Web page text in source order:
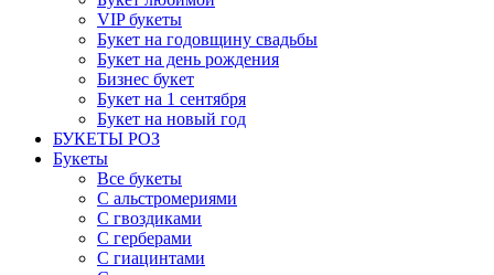
VIP букеты
Букет на годовщину свадьбы
Букет на день рождения
Бизнес букет
Букет на 1 сентября
Букет на новый год
БУКЕТЫ РОЗ
Букеты
Все букеты
С альстромериями
С гвоздиками
С герберами
С гиацинтами